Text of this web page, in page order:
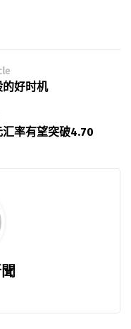
好时机
率有望突破4.70